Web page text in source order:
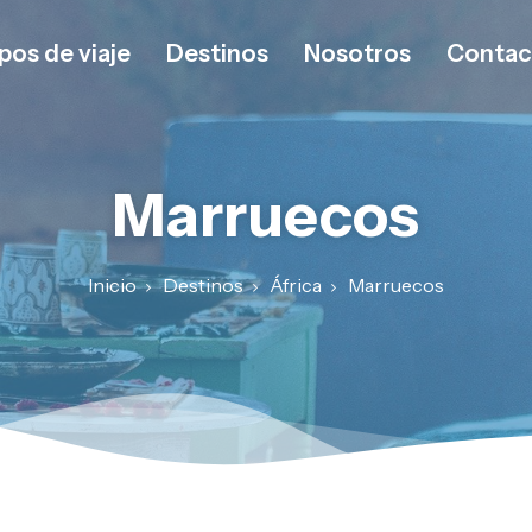
de viaje Destinos Nosotros
Marruecos
Inicio Destinos África Marruecos